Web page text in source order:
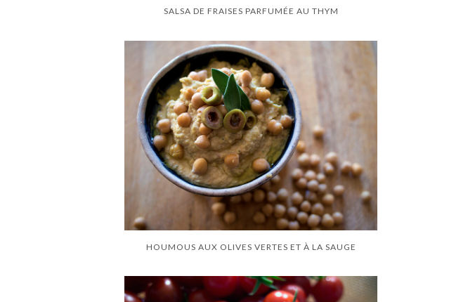
SALSA DE FRAISES PARFUMÉE AU THYM
HOUMOUS AUX OLIVES VERTES ET À LA SAUGE